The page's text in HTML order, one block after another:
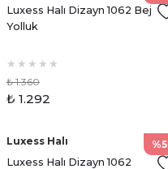
Luxess Halı Dizayn 1062 Bej
Yolluk
₺ 1.360
₺ 1.292
%5
Luxess Halı
Luxess Halı Dizayn 1062